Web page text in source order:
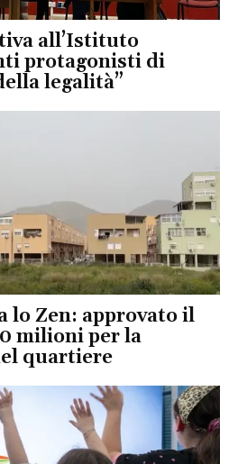
all’Istituto
protagonisti di
legalità”
lo Zen: approvato il
milioni per la
quartiere